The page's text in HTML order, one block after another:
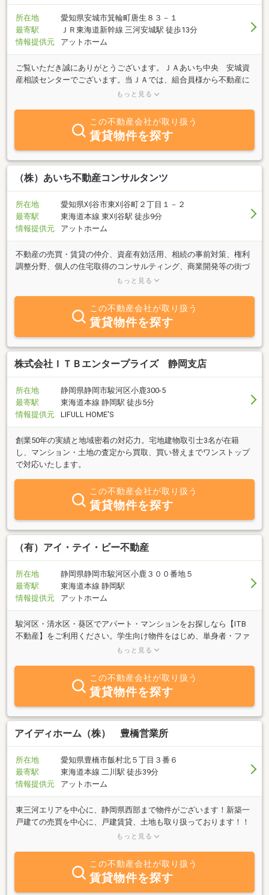
所在地
愛知県安城市箕輪町唐生８３－１
最寄駅
ＪＲ東海道新幹線 三河安城駅 徒歩13分
情報提供元
アットホーム
ご覧いただき誠にありがとうございます。ＪＡあいち中央 安城資
産相談センターでございます。当ＪＡでは、組合員様から不動産に
関するご相談を受け、不動産の売買や活用、賃貸物件の管理などを
い」「借りたい」をご希望のお客様、不動産に関するご質問は何で
もお気軽にお問合せください。些細なことでもまずはご相談くださ
い。お客様のご来店をスタッフ一同心よりお待ちしております。
もっと見る
この不動産会社が取り扱う
賃貸物件を探す
（株）あいち不動産コンサルタンツ
所在地
愛知県刈谷市東刈谷町２丁目１－２
最寄駅
東海道本線 東刈谷駅 徒歩9分
情報提供元
アットホーム
不動産の売買・賃貸の仲介、資産有効活用、相続の事前対策、権利
調整分野、個人の住宅取得のコンサルティング、商業開発等の街づ
くりまで、不動産に関する幅広い分野での経験を活かし、この地域
た、ファイナンシャルプランナーとして、不動産の他、相続設計、
税金面からライフプランまでを踏まえたアドバイス、実行支援をお
手伝いいたします。相談内容を整理・分析し、必要に応じて、弁護
士・税理士・不動産鑑定士・司法書士・社会保険労務士等とプロジ
ェクトチームを組織し、そのうえで、お客様にあったライフプラ
ン・資産設計・相続を見据えた最善の解決策をご提案させていただ
もっと見る
この不動産会社が取り扱う
賃貸物件を探す
株式会社ＩＴＢエンタープライズ 静岡支店
所在地
静岡県静岡市駿河区小鹿300-5
最寄駅
東海道本線 静岡駅 徒歩5分
情報提供元
LIFULL HOME'S
創業50年の実績と地域密着の対応力。宅地建物取引士3名が在籍
し、マンション・土地の査定から買取、買い替えまでワンストップ
で対応いたします。
この不動産会社が取り扱う
賃貸物件を探す
（有）アイ・テイ・ビー不動産
所在地
静岡県静岡市駿河区小鹿３００番地５
最寄駅
東海道本線 静岡駅
情報提供元
アットホーム
駿河区・清水区・葵区でアパート・マンションをお探しなら【ITB
不動産】をご利用ください。学生向け物件をはじめ、単身者・ファ
ミリー向けの物件も豊富に取り揃えております。管理会社ならでは
もっと見る
この不動産会社が取り扱う
賃貸物件を探す
アイディホーム（株） 豊橋営業所
所在地
愛知県豊橋市飯村北５丁目３番６
最寄駅
東海道本線 二川駅 徒歩39分
情報提供元
アットホーム
東三河エリアを中心に、静岡県西部まで物件がございます！新築一
戸建ての売買を中心に、戸建賃貸、土地も取り扱っております！！
規格型注文住宅の請負、土地や中古住宅の買取も行っておりますの
もっと見る
この不動産会社が取り扱う
賃貸物件を探す